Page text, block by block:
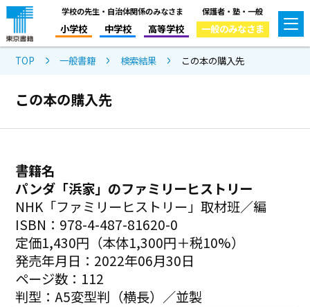
学校の先生・自治体関係のみなさま
小学校 中学校 高等学校
保護者・塾・一般
一般のみなさま
TOP 一般書籍 検索結果 この本の購入先
この本の購入先
書籍名
パンダ「浜家」のファミリーヒストリー
NHK「ファミリーヒストリー」取材班／編
ISBN：978-4-487-81620-0
定価1,430円（本体1,300円＋税10%）
発売年月日：2022年06月30日
ページ数：112
判型：A5変型判（横長）／並製